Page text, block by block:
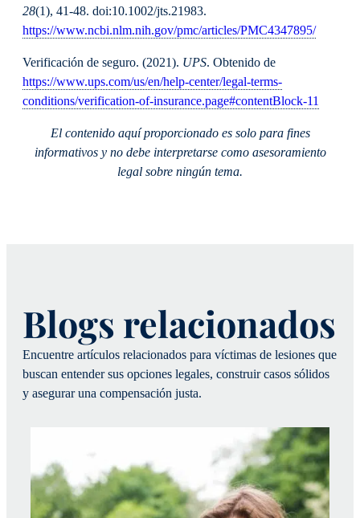
28(1), 41-48. doi:10.1002/jts.21983.
https://www.ncbi.nlm.nih.gov/pmc/articles/PMC4347895/
Verificación de seguro. (2021). UPS. Obtenido de
https://www.ups.com/us/en/help-center/legal-terms-
conditions/verification-of-insurance.page#contentBlock-11
El contenido aquí proporcionado es solo para fines
informativos y no debe interpretarse como asesoramiento
legal sobre ningún tema.
Blogs relacionados
Encuentre artículos relacionados para víctimas de lesiones que
buscan entender sus opciones legales, construir casos sólidos
y asegurar una compensación justa.